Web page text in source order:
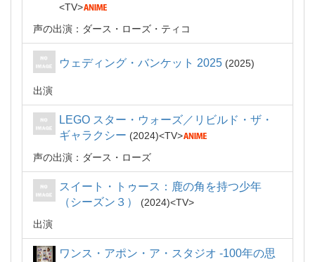
TV
声の出演：ダース・ローズ・ティコ
ウェディング・バンケット 2025 2025
出演
LEGO スター・ウォーズ／リビルド・ザ・
ギャラクシー
2024
TV
声の出演：ダース・ローズ
スイート・トゥース：鹿の角を持つ少年
（シーズン３）
2024
TV
出演
ワンス・アポン・ア・スタジオ -100年の思